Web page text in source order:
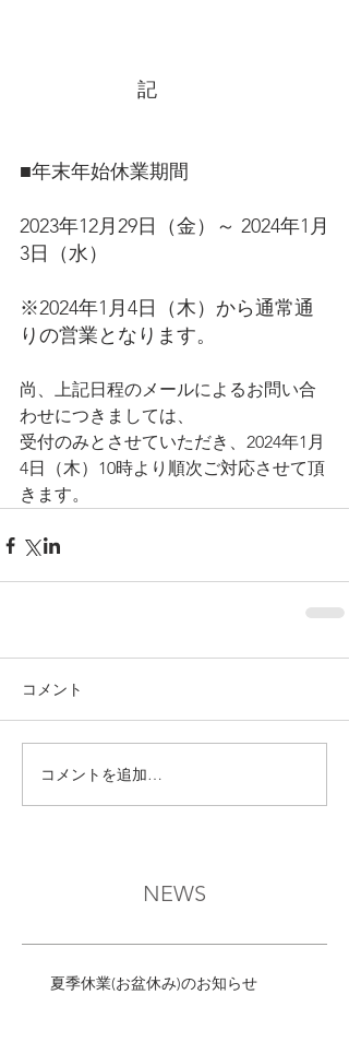
記
■年末年始休業期間
2023年12月29日（金）～ 2024年1月
3日（水）
※2024年1月4日（木）から通常通
りの営業となります。
尚、上記日程のメールによるお問い合
わせにつきましては、
受付のみとさせていただき、2024年1月
4日（木）10時より順次ご対応させて頂
きます。
コメント
コメントを追加…
NEWS
夏季休業(お盆休み)のお知らせ